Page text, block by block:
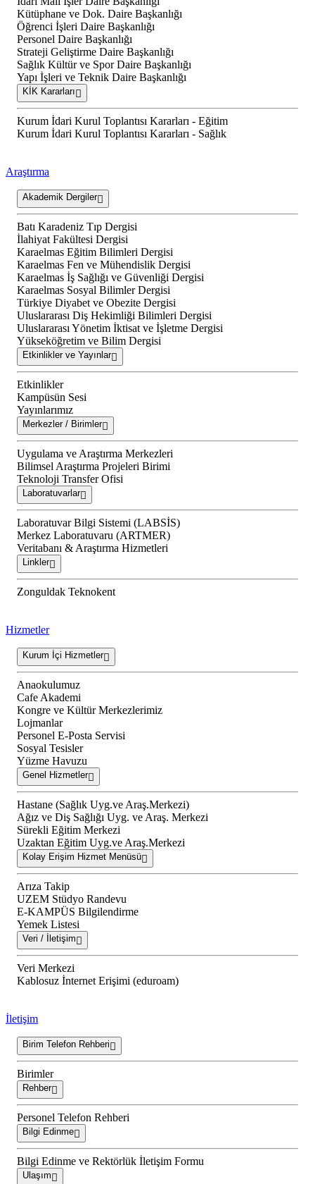
Kütüphane ve Dok. Daire Başkanlığı
Öğrenci İşleri Daire Başkanlığı
Personel Daire Başkanlığı
Strateji Geliştirme Daire Başkanlığı
Sağlık Kültür ve Spor Daire Başkanlığı
Yapı İşleri ve Teknik Daire Başkanlığı
KİK Kararları
Kurum İdari Kurul Toplantısı Kararları - Eğitim
Kurum İdari Kurul Toplantısı Kararları - Sağlık
Araştırma
Akademik Dergiler
Batı Karadeniz Tıp Dergisi
İlahiyat Fakültesi Dergisi
Karaelmas Eğitim Bilimleri Dergisi
Karaelmas Fen ve Mühendislik Dergisi
Karaelmas İş Sağlığı ve Güvenliği Dergisi
Karaelmas Sosyal Bilimler Dergisi
Türkiye Diyabet ve Obezite Dergisi
Uluslararası Diş Hekimliği Bilimleri Dergisi
Uluslararası Yönetim İktisat ve İşletme Dergisi
Yükseköğretim ve Bilim Dergisi
Etkinlikler ve Yayınlar
Etkinlikler
Kampüsün Sesi
Yayınlarımız
Merkezler / Birimler
Uygulama ve Araştırma Merkezleri
Bilimsel Araştırma Projeleri Birimi
Teknoloji Transfer Ofisi
Laboratuvarlar
Laboratuvar Bilgi Sistemi (LABSİS)
Merkez Laboratuvaru (ARTMER)
Veritabanı & Araştırma Hizmetleri
Linkler
Zonguldak Teknokent
Hizmetler
Kurum İçi Hizmetler
Anaokulumuz
Cafe Akademi
Kongre ve Kültür Merkezlerimiz
Lojmanlar
Personel E-Posta Servisi
Sosyal Tesisler
Yüzme Havuzu
Genel Hizmetler
Hastane (Sağlık Uyg.ve Araş.Merkezi)
Ağız ve Diş Sağlığı Uyg. ve Araş. Merkezi
Sürekli Eğitim Merkezi
Uzaktan Eğitim Uyg.ve Araş.Merkezi
Kolay Erişim Hizmet Menüsü
Arıza Takip
UZEM Stüdyo Randevu
E-KAMPÜS Bilgilendirme
Yemek Listesi
Veri / İletişim
Veri Merkezi
Kablosuz İnternet Erişimi (eduroam)
İletişim
Birim Telefon Rehberi
Birimler
Rehber
Personel Telefon Rehberi
Bilgi Edinme
Bilgi Edinme ve Rektörlük İletişim Formu
Ulaşım